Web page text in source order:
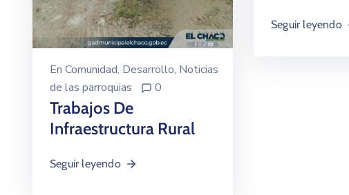
En Comunidad‚ Desarrollo‚ Noticias
de las parroquias
0
Trabajos De
Infraestructura Rural
Seguir leyendo
Seguir leyendo